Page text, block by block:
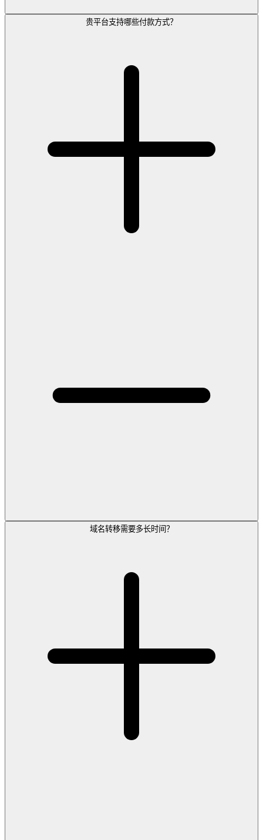
贵平台支持哪些付款方式？
域名转移需要多长时间？